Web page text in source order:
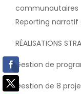
communautaires
Reporting
RÉALISATIONS
Gestion de
Gestion de 8